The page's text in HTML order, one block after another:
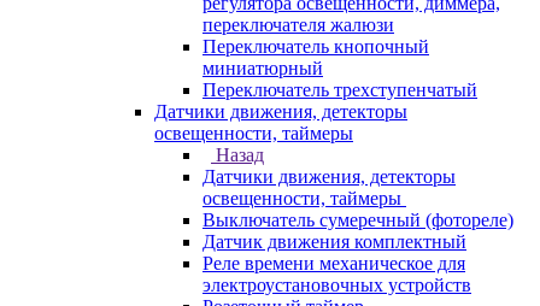
переключателя жалюзи
Переключатель кнопочный
миниатюрный
Переключатель трехступенчатый
Датчики движения, детекторы
освещенности, таймеры
Назад
Датчики движения, детекторы
освещенности, таймеры
Выключатель сумеречный (фотореле)
Датчик движения комплектный
Реле времени механическое для
электроустановочных устройств